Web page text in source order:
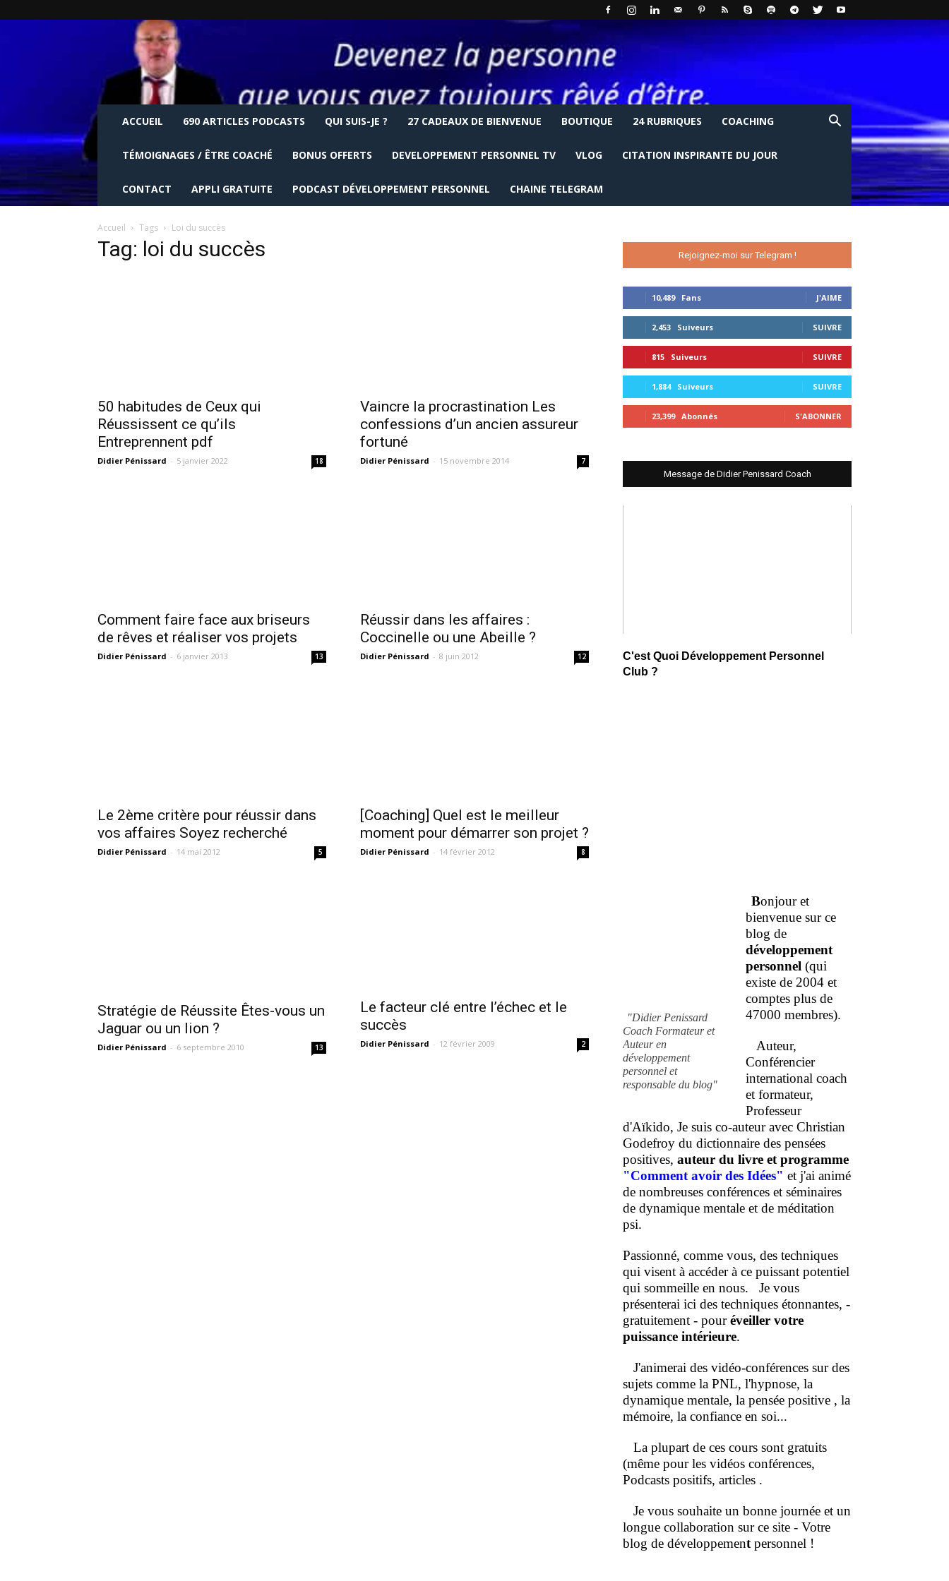
ACCUEIL 690 ARTICLES PODCASTS QUI SUIS-JE ? 27 CADEAUX DE BIENVENUE BOUTIQUE 24 RUBRIQUES COACHING
TÉMOIGNAGES / ÊTRE COACHÉ BONUS OFFERTS DEVELOPPEMENT PERSONNEL TV VLOG CITATION INSPIRANTE DU JOUR
CONTACT APPLI GRATUITE PODCAST DÉVELOPPEMENT PERSONNEL CHAINE TELEGRAM
Accueil Tags Loi du succès
Tag: loi du succès
50 habitudes de Ceux qui
Réussissent ce qu’ils
Entreprennent pdf
Didier Pénissard - 5 janvier 2022 18
Vaincre la procrastination Les
confessions d’un ancien assureur
fortuné
Didier Pénissard - 15 novembre 2014 7
Comment faire face aux briseurs
de rêves et réaliser vos projets
Didier Pénissard - 6 janvier 2013 13
Réussir dans les affaires :
Coccinelle ou une Abeille ?
Didier Pénissard - 8 juin 2012 12
Le 2ème critère pour réussir dans
vos affaires Soyez recherché
Didier Pénissard - 14 mai 2012 5
[Coaching] Quel est le meilleur
moment pour démarrer son projet ?
Didier Pénissard - 14 février 2012 8
Stratégie de Réussite Êtes-vous un
Jaguar ou un lion ?
Didier Pénissard - 6 septembre 2010 13
Le facteur clé entre l’échec et le
succès
Didier Pénissard - 12 février 2009 2
Rejoignez-moi sur Telegram !
10,489 Fans J'AIME
2,453 Suiveurs SUIVRE
815 Suiveurs SUIVRE
1,884 Suiveurs SUIVRE
23,399 Abonnés S'ABONNER
Message de Didier Penissard Coach
C'est Quoi Développement Personnel
Club ?
"Didier Penissard
Coach Formateur et
Auteur en
développement
personnel et
responsable du blog"
Bonjour et
bienvenue sur ce
blog de
développement
personnel (qui
existe de 2004 et
comptes plus de
47000 membres).
Auteur,
Conférencier
international coach
et formateur,
Professeur
d'Aïkido, Je suis co-auteur avec Christian
Godefroy du dictionnaire des pensées
positives, auteur du livre et programme
"Comment avoir des Idées" et j'ai animé
de nombreuses conférences et séminaires
de dynamique mentale et de méditation
psi.
Passionné, comme vous, des techniques
qui visent à accéder à ce puissant potentiel
qui sommeille en nous. Je vous
présenterai ici des techniques étonnantes, -
gratuitement - pouréveiller votre
puissance intérieure.
J'animerai des vidéo-conférences sur des
sujets comme la PNL, l'hypnose, la
dynamique mentale, la pensée positive , la
mémoire, la confiance en soi...
La plupart de ces cours sont gratuits
(même pour les vidéos conférences,
Podcasts positifs, articles .
Je vous souhaite un bonne journée et un
longue collaboration sur ce site - Votre
blog de développement personnel !